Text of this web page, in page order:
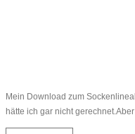
Mein Download zum
hätte ich gar nicht